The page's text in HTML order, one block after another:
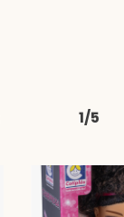
1/5